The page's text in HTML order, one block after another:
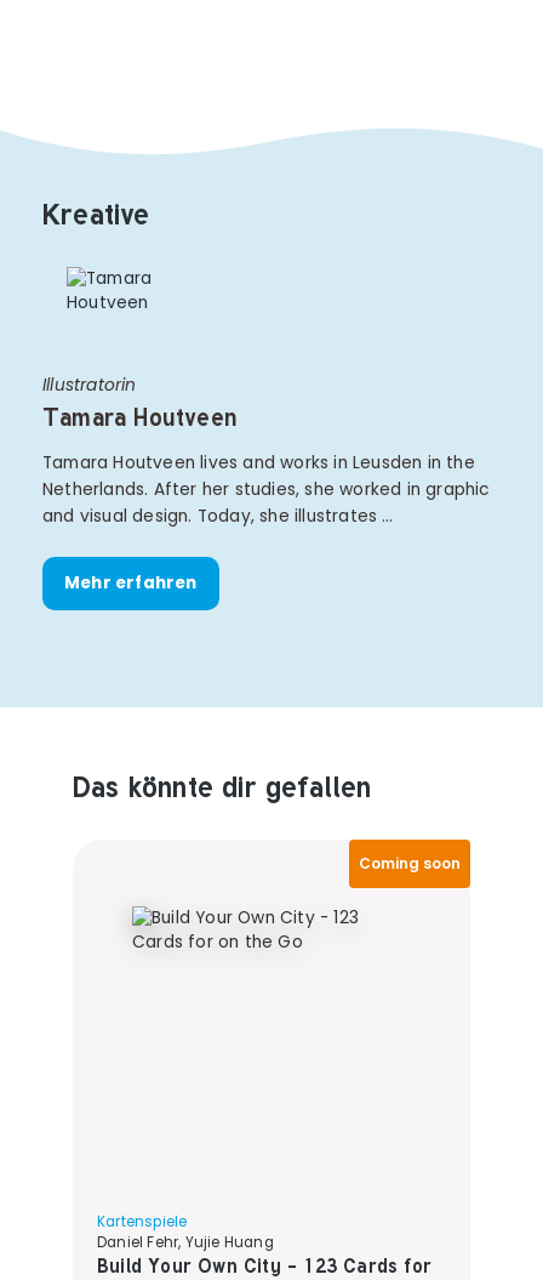
Kreative
Illustratorin
Tamara Houtveen
Tamara Houtveen lives and works in Leusden in the
Netherlands. After her studies, she worked in graphic
and visual design. Today, she illustrates …
Mehr erfahren
Produktempfehlungen überspringen
Das könnte dir gefallen
Coming soon
Kartenspiele
Daniel Fehr, Yujie Huang
Build Your Own City - 123 Cards for